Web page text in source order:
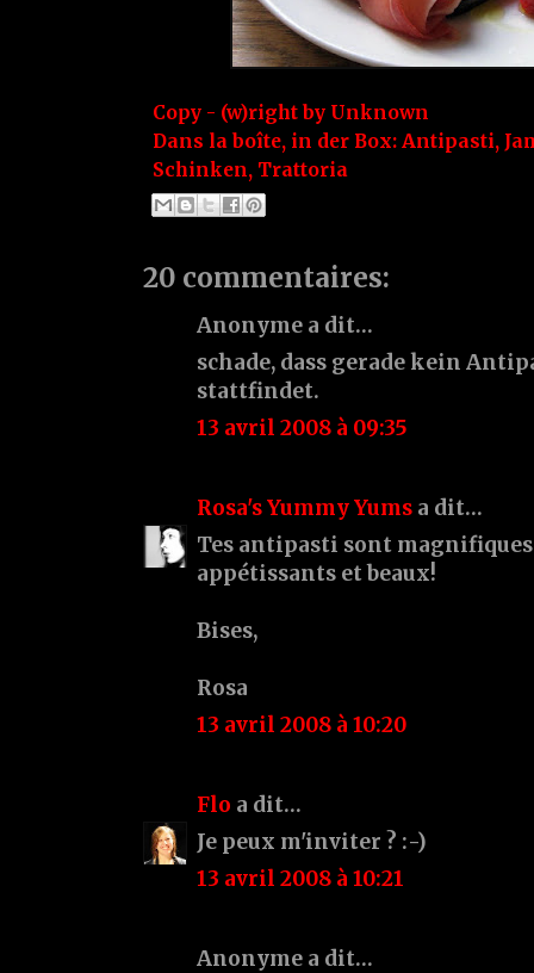
Copy - (w)right by Unknown
Dans la boîte, in der Box: Antipasti,
Schinken, Trattoria
20 commentaires:
Anonyme a dit…
schade, dass gerade kein
stattfindet.
13 avril 2008 à 09:35
Rosa's Yummy Yums a dit…
Tes antipasti sont
appétissants et beaux!
Bises,
Rosa
13 avril 2008 à 10:20
Flo a dit…
Je peux m'inviter ? :-)
13 avril 2008 à 10:21
Anonyme a dit…